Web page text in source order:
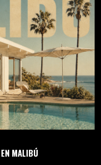
MALIBÚ